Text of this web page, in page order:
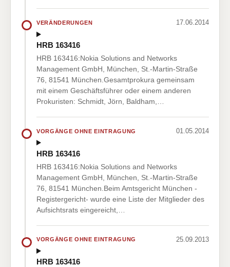
VERÄNDERUNGEN 17.06.2014
HRB 163416
HRB 163416:Nokia Solutions and Networks
Management GmbH, München, St.-Martin-Straße
76, 81541 München.Gesamtprokura gemeinsam
mit einem Geschäftsführer oder einem anderen
Prokuristen: Schmidt, Jörn, Baldham,…
VORGÄNGE OHNE EINTRAGUNG 01.05.2014
HRB 163416
HRB 163416:Nokia Solutions and Networks
Management GmbH, München, St.-Martin-Straße
76, 81541 München.Beim Amtsgericht München -
Registergericht- wurde eine Liste der Mitglieder des
Aufsichtsrats eingereicht,…
VORGÄNGE OHNE EINTRAGUNG 25.09.2013
HRB 163416